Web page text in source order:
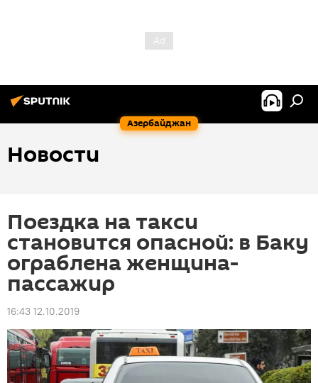
Азербайджан
Новости
Поездка на такси
становится опасной: в Баку
ограблена женщина-
пассажир
16:43 12.10.2019